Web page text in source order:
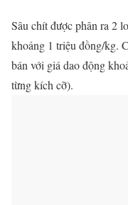
Sâu chít được phân ra 2
khoảng 1 triệu đồng/kg.
bán với giá dao động
từng kích cỡ).